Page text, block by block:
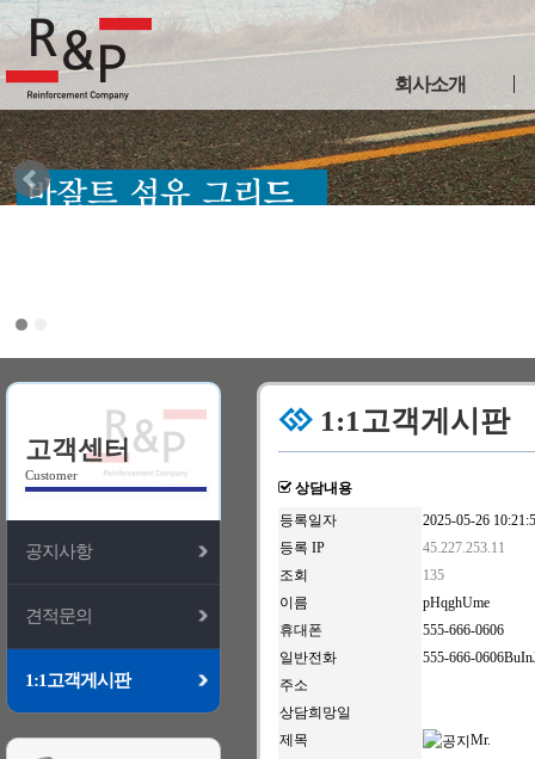
회사소개
인사말
사업연혁
고객센터
Customer
공지사항
견적문의
1:1고객게시판
1:1고객게시판
상담내용
등록일자
2025-05-26
등록 IP
45.227.253.11
조회
135
이름
pHqghUme
휴대폰
555-666-0606
일반전화
555-666-
주소
상담희망일
제목
Mr.